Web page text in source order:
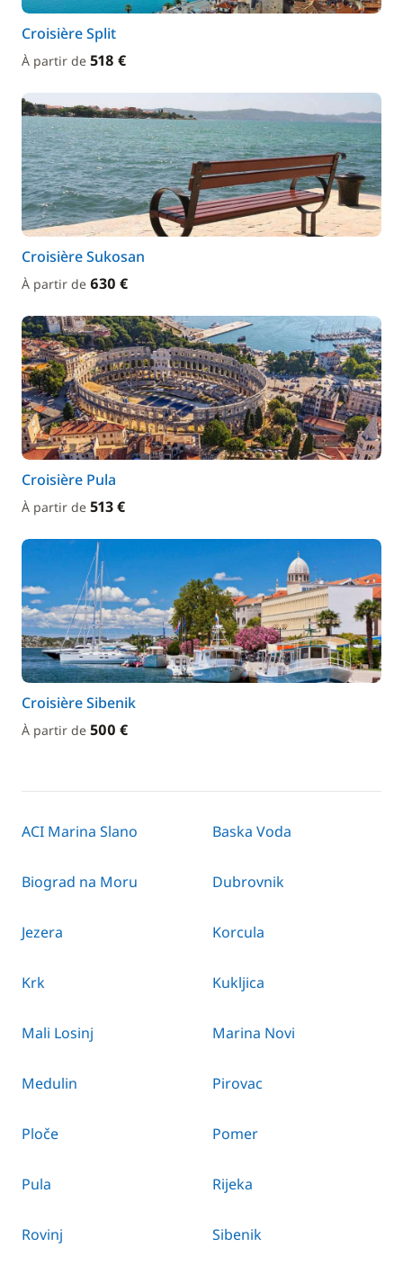
Croisière Split
À partir de 518 €
Croisière Sukosan
À partir de 630 €
Croisière Pula
À partir de 513 €
Croisière Sibenik
À partir de 500 €
ACI Marina Slano Baska Voda
Biograd na Moru Dubrovnik
Jezera Korcula
Krk Kukljica
Mali Losinj Marina Novi
Medulin Pirovac
Ploče Pomer
Pula Rijeka
Rovinj Sibenik